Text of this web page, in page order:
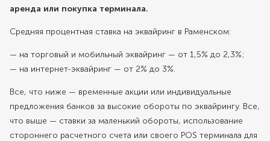
аренда или покупка терминала.
Средняя процентная ставка на эквайринг в Раменском:
— на торговый и мобильный эквайринг — от 1,5% до 2,3%;
— на интернет-эквайринг — от 2% до 3%.
Все, что ниже — временные акции или индивидуальные
предложения банков за высокие обороты по эквайрингу. Все,
что выше — ставки за маленький обороты, использование
стороннего расчетного счета или своего POS терминала для